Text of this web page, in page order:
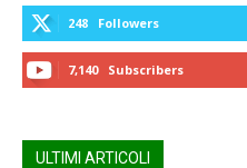
248 Followers
7,140 Subscribers
ULTIMI ARTICOLI